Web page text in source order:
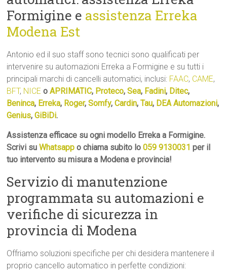
Formigine e assistenza Erreka
Modena Est
Antonio ed il suo staff sono tecnici sono qualificati per
intervenire su automazioni Erreka a Formigine e su tutti i
principali marchi di cancelli automatici, inclusi: FAAC, CAME,
BFT, NICE oAPRIMATIC, Proteco,Sea, Fadini, Ditec,
Beninca, Erreka, Roger,Somfy,Cardin,Tau, DEA Automazioni,
Genius,GiBiDi.
Assistenza efficace su ogni modello Erreka a Formigine.
Scrivi suWhatsapp o chiama subito lo059 9130031 per il
tuo intervento su misura a Modena e provincia!
Servizio di manutenzione
programmata su automazioni e
verifiche di sicurezza in
provincia di Modena
Offriamo soluzioni specifiche per chi desidera mantenere il
proprio cancello automatico in perfette condizioni: